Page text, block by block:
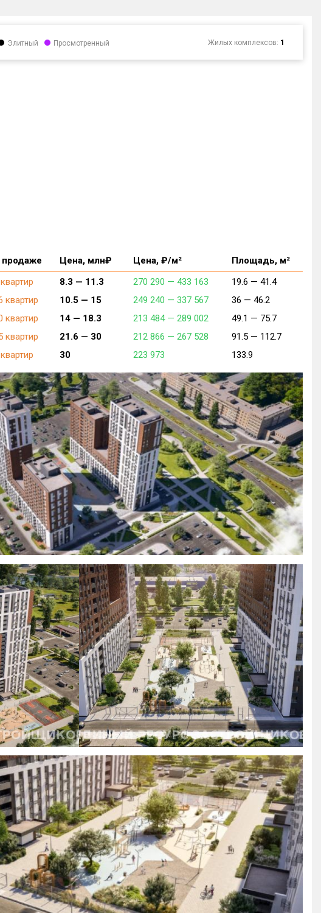
Элитный Просмотренный Жилых комплексов: 1
продаже Цена, млн₽ Цена, ₽/м²
Площадь, м²
8.3 — 11.3 270 290 — 433 163 19.6 — 41.4
квартир 10.5 — 15 249 240 — 337 567 36 — 46.2
квартир 14 — 18.3 213 484 — 289 002 49.1 — 75.7
квартир 21.6 — 30 212 866 — 267 528 91.5 — 112.7
30 223 973 133.9